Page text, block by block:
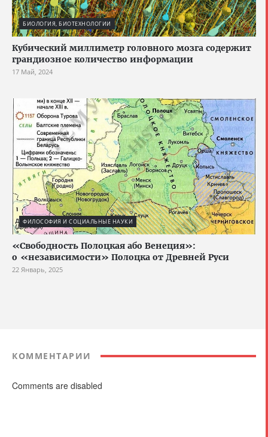
БИОЛОГИЯ, БИОТЕХНОЛОГИИ
Кубический миллиметр головного мозга содержит
грандиозное количество информации
17 Май, 2024
ФИЛОСОФИЯ И СОЦИАЛЬНЫЕ НАУКИ
«Свободность Полоцкая або Венеция»:
о «независимости» Полоцка от Древней Руси
22 Январь, 2025
КОММЕНТАРИИ
Comments are disabled